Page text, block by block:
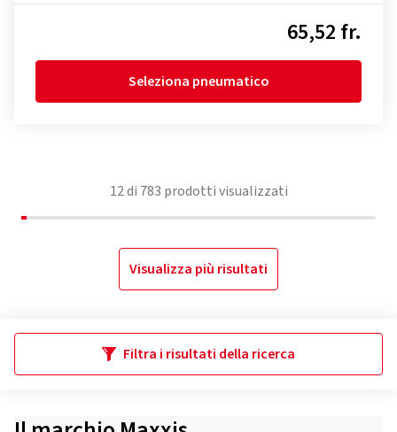
65,52 fr.
Seleziona pneumatico
12di 783 prodotti visualizzati
Visualizza più risultati
Filtra i risultati della ricerca